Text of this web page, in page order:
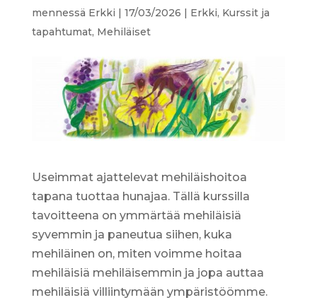
mennessä Erkki | 17/03/2026 | Erkki, Kurssit ja
tapahtumat, Mehiläiset
Useimmat ajattelevat mehiläishoitoa
tapana tuottaa hunajaa. Tällä kurssilla
tavoitteena on ymmärtää mehiläisiä
syvemmin ja paneutua siihen, kuka
mehiläinen on, miten voimme hoitaa
mehiläisiä mehiläisemmin ja jopa auttaa
mehiläisiä villiintymään ympäristöömme.